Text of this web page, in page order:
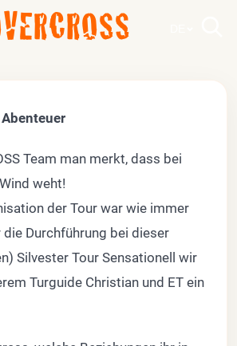
Team man merkt, dass bei
weht!
der Tour war wie immer
Durchführung bei dieser
Silvester Tour Sensationell wir
Turguide Christian und ET ein